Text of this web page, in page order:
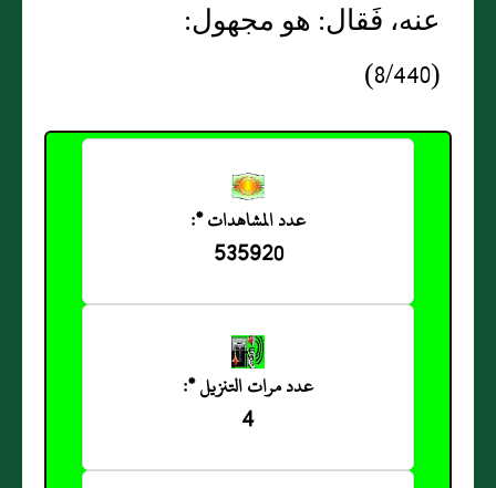
عنه، فَقال: هو مجهول:
(8/440)
عدد المشاهدات *:
535920
عدد مرات التنزيل *:
4